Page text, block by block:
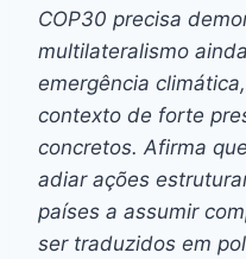
COP30 precisa
multilateralismo
emergência
contexto de forte
concretos. Afirma
adiar ações
países a assumir
ser traduzidos em